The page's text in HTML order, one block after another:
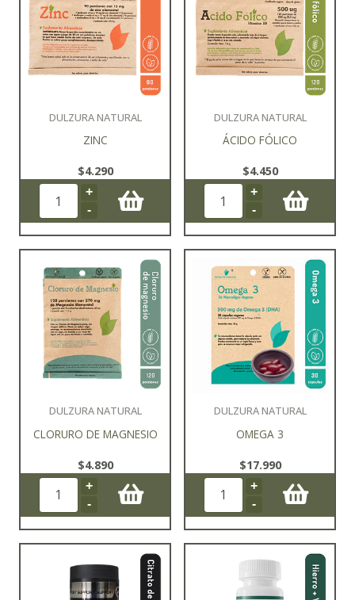
DULZURA NATURAL
ZINC
$4.290
+
-
DULZURA NATURAL
ÁCIDO FÓLICO
$4.450
+
-
DULZURA NATURAL
CLORURO DE MAGNESIO
$4.890
+
-
DULZURA NATURAL
OMEGA 3
$17.990
+
-